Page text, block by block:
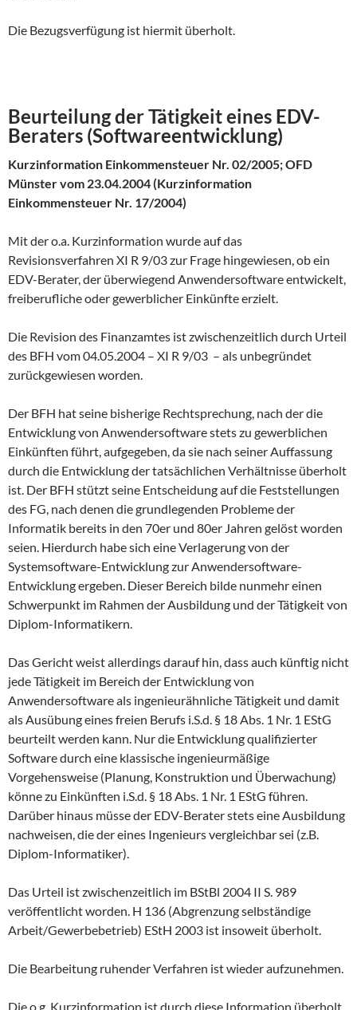
Die Bezugsverfügung ist hiermit überholt.
Beurteilung der Tätigkeit eines EDV-
Beraters (Softwareentwicklung)
Kurzinformation Einkommensteuer Nr. 02/2005; OFD
Münster vom 23.04.2004 (Kurzinformation
Einkommensteuer Nr. 17/2004)
Mit der o.a. Kurzinformation wurde auf das
Revisionsverfahren XI R 9/03 zur Frage hingewiesen, ob ein
EDV-Berater, der überwiegend Anwendersoftware entwickelt,
freiberufliche oder gewerblicher Einkünfte erzielt.
Die Revision des Finanzamtes ist zwischenzeitlich durch Urteil
des BFH vom 04.05.2004 – XI R 9/03 – als unbegründet
zurückgewiesen worden.
Der BFH hat seine bisherige Rechtsprechung, nach der die
Entwicklung von Anwendersoftware stets zu gewerblichen
Einkünften führt, aufgegeben, da sie nach seiner Auffassung
durch die Entwicklung der tatsächlichen Verhältnisse überholt
ist. Der BFH stützt seine Entscheidung auf die Feststellungen
des FG, nach denen die grundlegenden Probleme der
Informatik bereits in den 70er und 80er Jahren gelöst worden
seien. Hierdurch habe sich eine Verlagerung von der
Systemsoftware-Entwicklung zur Anwendersoftware-
Entwicklung ergeben. Dieser Bereich bilde nunmehr einen
Schwerpunkt im Rahmen der Ausbildung und der Tätigkeit von
Diplom-Informatikern.
Das Gericht weist allerdings darauf hin, dass auch künftig nicht
jede Tätigkeit im Bereich der Entwicklung von
Anwendersoftware als ingenieurähnliche Tätigkeit und damit
als Ausübung eines freien Berufs i.S.d. § 18 Abs. 1 Nr. 1 EStG
beurteilt werden kann. Nur die Entwicklung qualifizierter
Software durch eine klassische ingenieurmäßige
Vorgehensweise (Planung, Konstruktion und Überwachung)
könne zu Einkünften i.S.d. § 18 Abs. 1 Nr. 1 EStG führen.
Darüber hinaus müsse der EDV-Berater stets eine Ausbildung
nachweisen, die der eines Ingenieurs vergleichbar sei (z.B.
Diplom-Informatiker).
Das Urteil ist zwischenzeitlich im BStBl 2004 II S. 989
veröffentlicht worden. H 136 (Abgrenzung selbständige
Arbeit/Gewerbebetrieb) EStH 2003 ist insoweit überholt.
Die Bearbeitung ruhender Verfahren ist wieder aufzunehmen.
Die o.g. Kurzinformation ist durch diese Information überholt.